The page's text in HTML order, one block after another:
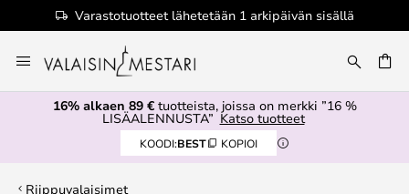
Varastotuotteet lähetetään 1 arkipäivän sisällä
to
Content
16% alkaen 89 €tuotteista, joissa on merkki ”16 %
LISÄALENNUSTA” Katso tuotteet
KOODI:BEST KOPIOI
Riippuvalaisimet